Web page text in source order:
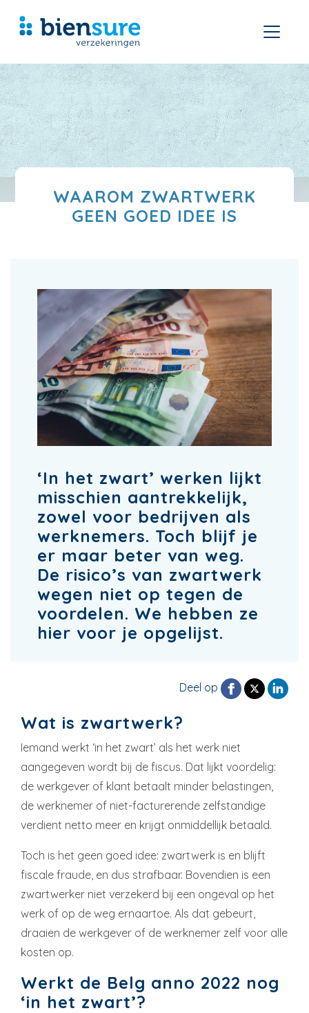
WAAROM ZWARTWERK
GEEN GOED IDEE IS
‘In het zwart’ werken lijkt
misschien aantrekkelijk,
zowel voor bedrijven als
werknemers. Toch blijf je
er maar beter van weg.
De risico’s van zwartwerk
wegen niet op tegen de
voordelen. We hebben ze
hier voor je opgelijst.
Deel op
Wat is zwartwerk?
Iemand werkt ‘in het zwart’ als het werk niet
aangegeven wordt bij de fiscus. Dat lijkt voordelig:
de werkgever of klant betaalt minder belastingen,
de werknemer of niet-facturerende zelfstandige
verdient netto meer en krijgt onmiddellijk betaald.
Toch is het geen goed idee: zwartwerk is en blijft
fiscale fraude, en dus strafbaar. Bovendien is een
zwartwerker niet verzekerd bij een ongeval op het
werk of op de weg ernaartoe. Als dat gebeurt,
draaien de werkgever of de werknemer zelf voor alle
kosten op.
Werkt de Belg anno 2022 nog
‘in het zwart’?